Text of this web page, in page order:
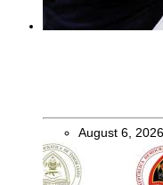
August 6, 2026